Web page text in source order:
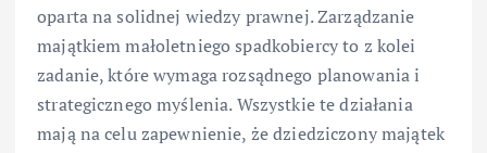
oparta na solidnej wiedzy prawnej. Zarządzanie
majątkiem małoletniego spadkobiercy to z kolei
zadanie, które wymaga rozsądnego planowania i
strategicznego myślenia. Wszystkie te działania
mają na celu zapewnienie, że dziedziczony majątek